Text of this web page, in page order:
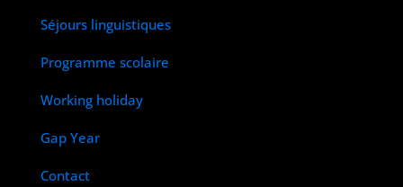
Séjours linguistiques
Programme scolaire
Working holiday
Gap Year
Contact